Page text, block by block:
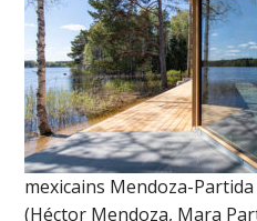
mexicains Mendoza-
(Héctor Mendoza, Mara